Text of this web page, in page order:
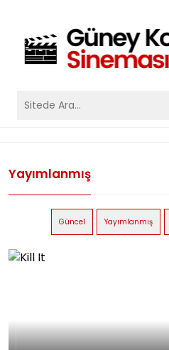
Yayımlanmış
Güncel Yayımlanmış